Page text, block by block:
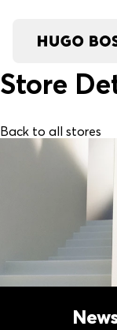
Store
Back to all stores
Asistente
en línea